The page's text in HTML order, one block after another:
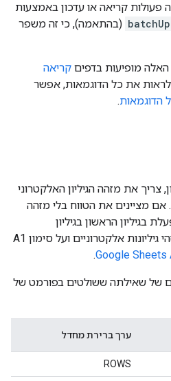
פעולות קריאה או עדכון באמצעות
(בהתאמה), כי זה משפר
מופיעות בדפים קריאה
לראות את כל הדוגמאות, אפשר
הדוגמאות.
צריך את מזהה הגיליון האלקטרוני
ואת סימון הטווח בפורמט A1. אם מציינים את הטווח בלי מזהה
בגיליון הראשון בגיליון
האלקטרוני. מידע נוסף על מזהי גיליונות אלקטרוניים ועל סימון A1
.
של שאילתה ששולטים בפורמט של
ערך ברירת מחדל
ROWS